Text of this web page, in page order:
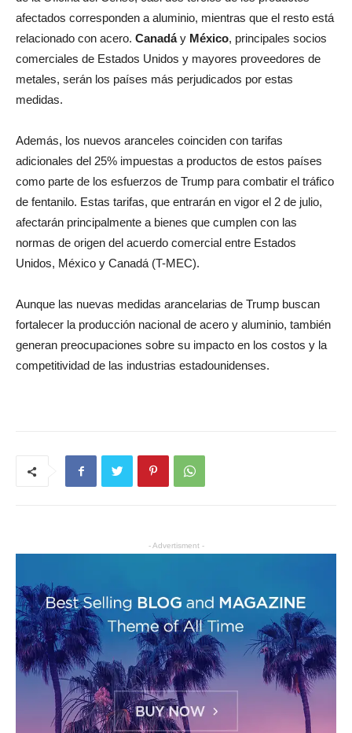
afectados corresponden a aluminio, mientras que el resto está
relacionado con acero. Canadáy México, principales socios
comerciales de Estados Unidos y mayores proveedores de
metales, serán los países más perjudicados por estas
medidas.
Además, los nuevos aranceles coinciden con tarifas
adicionales del 25% impuestas a productos de estos países
como parte de los esfuerzos de Trump para combatir el tráfico
de fentanilo. Estas tarifas, que entrarán en vigor el 2 de julio,
afectarán principalmente a bienes que cumplen con las
normas de origen del acuerdo comercial entre Estados
Unidos, México y Canadá (T-MEC).
Aunque las nuevas medidas arancelarias de Trump buscan
fortalecer la producción nacional de acero y aluminio, también
generan preocupaciones sobre su impacto en los costos y la
competitividad de las industrias estadounidenses.
- Advertisment -